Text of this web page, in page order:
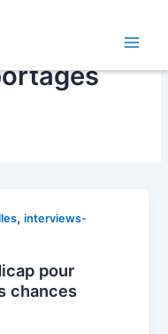
,interviews-
pour
chances